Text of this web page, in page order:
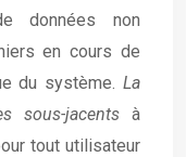
données non
en cours de
du système. La
sous-jacents à
tout utilisateur